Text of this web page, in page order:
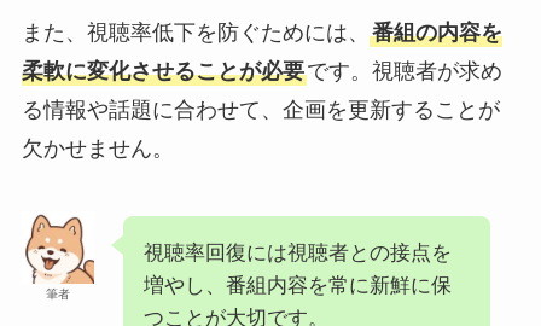
また、視聴率低下を防ぐためには、 番組の内容を
柔軟に変化させることが必要です。視聴者が求め
る情報や話題に合わせて、企画を更新することが
欠かせません。
筆者
視聴率回復には視聴者との接点を
増やし、番組内容を常に新鮮に保
つことが大切です。